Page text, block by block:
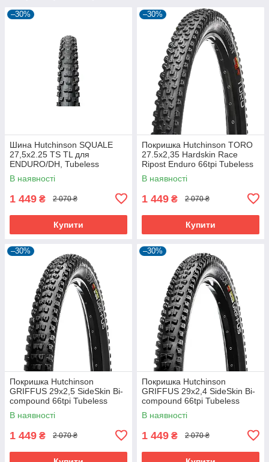
–30%
Шина Hutchinson SQUALE
27,5x2.25 TS TL для
ENDURO/DH, Tubeless
Ready, 2.25 дюйма
В наявності
1 449 ₴ 2 070 ₴
Купити
–30%
Покришка Hutchinson TORO
27.5х2,35 Hardskin Race
Ripost Enduro 66tpi Tubeless
Ready Складна Black
В наявності
1 449 ₴ 2 070 ₴
Купити
–30%
Покришка Hutchinson
GRIFFUS 29х2,5 SideSkin Bi-
compound 66tpi Tubeless
Ready Складна Black
В наявності
1 449 ₴ 2 070 ₴
–30%
Покришка Hutchinson
GRIFFUS 29х2,4 SideSkin Bi-
compound 66tpi Tubeless
Ready Складана Black
В наявності
1 449 ₴ 2 070 ₴